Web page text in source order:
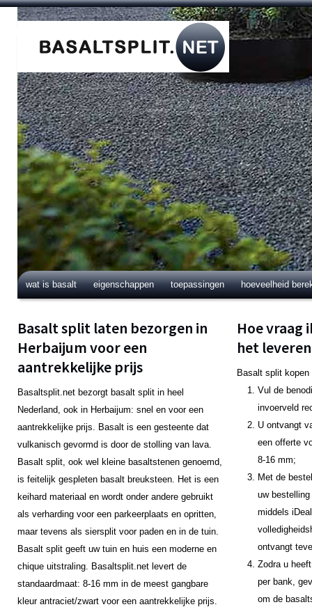
wat is basalt eigenschappen toepassingen hoeveelheid
Basalt split laten bezorgen in
Herbaijum voor een
aantrekkelijke prijs
Basaltsplit.net bezorgt basalt split in heel
Nederland, ook in Herbaijum: snel en voor een
aantrekkelijke prijs. Basalt is een gesteente dat
vulkanisch gevormd is door de stolling van lava.
Basalt split, ook wel kleine basaltstenen genoemd,
is feitelijk gespleten basalt breuksteen. Het is een
keihard materiaal en wordt onder andere gebruikt
als verharding voor een parkeerplaats en opritten,
maar tevens als siersplit voor paden en in de tuin.
Basalt split geeft uw tuin en huis een moderne en
chique uitstraling. Basaltsplit.net levert de
standaardmaat: 8-16 mm in de meest gangbare
kleur antraciet/zwart voor een aantrekkelijke prijs.
Hoe vraag
het
Basalt split
Vul de
invoerveld
U ontvangt
een offerte
8-16 mm;
Met de
uw
middels
ontvangt
Zodra u
per bank,
om de